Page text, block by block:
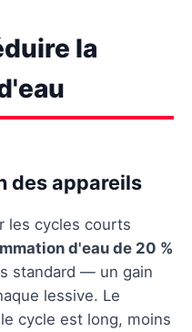
la
des appareils
les cycles courts
d'eau de 20 %
standard — un gain
lessive. Le
cycle est long, moins